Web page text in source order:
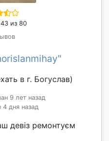
из 80
в г. Богуслав)
9 лет назад
4 дня назад
девіз ремонтуєм